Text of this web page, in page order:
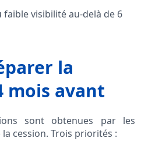
visibilité au-delà de 6
la
mois avant
sont obtenues par les
cession. Trois priorités :